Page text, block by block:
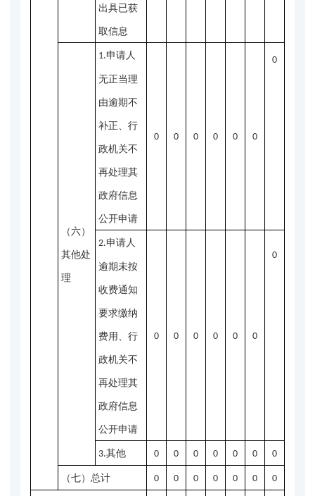
出具已获
取信息
（六）
其他处
理
1.申请人
无正当理
由逾期不
补正、行
政机关不
再处理其
政府信息
公开申请
0 0 0 0 0 0
0
2.申请人
逾期未按
收费通知
要求缴纳
费用、行
政机关不
再处理其
政府信息
公开申请
0 0 0 0 0 0
0
3.其他 0 0 0 0 0 0 0
（七）总计 0 0 0 0 0 0 0